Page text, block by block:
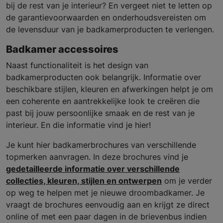
bij de rest van je interieur? En vergeet niet te letten op
de garantievoorwaarden en onderhoudsvereisten om
de levensduur van je badkamerproducten te verlengen.
Badkamer accessoires
Naast functionaliteit is het design van
badkamerproducten ook belangrijk. Informatie over
beschikbare stijlen, kleuren en afwerkingen helpt je om
een coherente en aantrekkelijke look te creëren die
past bij jouw persoonlijke smaak en de rest van je
interieur. En die informatie vind je hier!
Je kunt hier badkamerbrochures van verschillende
topmerken aanvragen. In deze brochures vind je
gedetailleerde informatie over verschillende
collecties, kleuren, stijlen en ontwerpen om je verder
op weg te helpen met je nieuwe droombadkamer. Je
vraagt de brochures eenvoudig aan en krijgt ze direct
online of met een paar dagen in de brievenbus indien